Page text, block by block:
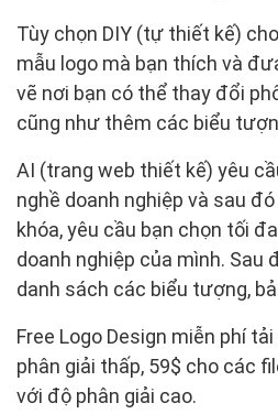
Tùy chọn DIY (tự thiết kế)
mẫu logo mà bạn thích và
vẽ nơi bạn có thể thay đổi
cũng như thêm các biểu
AI (trang web thiết kế) yêu
nghề doanh nghiệp và sau
khóa, yêu cầu bạn chọn tối
doanh nghiệp của mình. Sau
danh sách các biểu tượng,
Free Logo Design miễn phí
phân giải thấp, 59$ cho các
với độ phân giải cao.